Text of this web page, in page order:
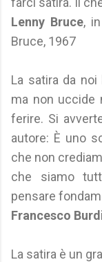
Lenny Bruce,
Bruce, 1967
La satira da
ma non uccide
ferire. Si
autore: È uno
che non
che siamo
pensare
Francesco
La satira è un